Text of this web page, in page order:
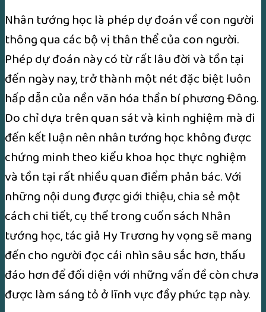
Nhân tướng học là phép dự đoán về con người
thông qua các bộ vị thân thể của con người.
Phép dự đoán này có từ rất lâu đời và tồn tại
đến ngày nay, trở thành một nét đặc biệt luôn
hấp dẫn của nền văn hóa thần bí phương Đông.
Do chỉ dựa trên quan sát và kinh nghiệm mà đi
đến kết luận nên nhân tướng học không được
chứng minh theo kiểu khoa học thực nghiệm
và tồn tại rất nhiều quan điểm phản bác. Với
những nội dung được giới thiệu, chia sẻ một
cách chi tiết, cụ thể trong cuốn sách Nhân
tướng học, tác giả Hy Trương hy vọng sẽ mang
đến cho người đọc cái nhìn sâu sắc hơn, thấu
đáo hơn để đối diện với những vấn đề còn chưa
được làm sáng tỏ ở lĩnh vực đầy phức tạp này.